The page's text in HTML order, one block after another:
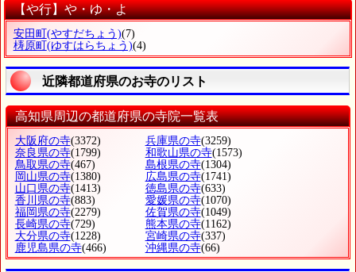
【や行】や・ゆ・よ
安田町 (やすだちょう)(7)
梼原町 (ゆすはらちょう)(4)
近隣都道府県のお寺のリスト
高知県周辺の都道府県の寺院一覧表
大阪府の寺(3372) 兵庫県の寺(3259)
奈良県の寺(1799) 和歌山県の寺(1573)
鳥取県の寺(467) 島根県の寺(1304)
岡山県の寺(1380) 広島県の寺(1741)
山口県の寺(1413) 徳島県の寺(633)
香川県の寺(883) 愛媛県の寺(1070)
福岡県の寺(2279) 佐賀県の寺(1049)
長崎県の寺(729) 熊本県の寺(1162)
大分県の寺(1228) 宮崎県の寺(337)
鹿児島県の寺(466) 沖縄県の寺(66)